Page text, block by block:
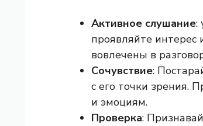
Активное слушание:
проявляйте интерес
вовлечены в
Сочувствие:
с его точки зрения.
и эмоциям.
Проверка: